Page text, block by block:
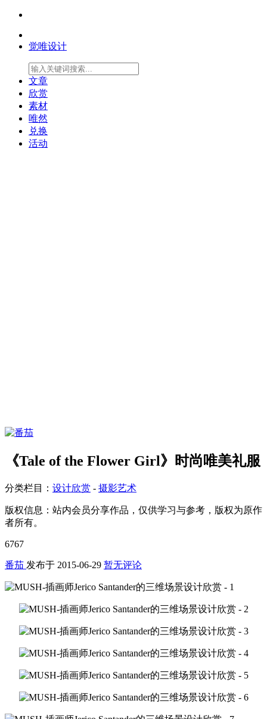
觉唯设计
文章
欣赏
素材
唯然
兑换
活动
《Tale of the Flower Girl》时尚唯美礼服
分类栏目： 设计欣赏 - 摄影艺术
版权信息： 站内会员分享作品，仅供学习与参考，版权为原作
者所有。
6767
番茄 发布于 2015-06-29 暂无评论